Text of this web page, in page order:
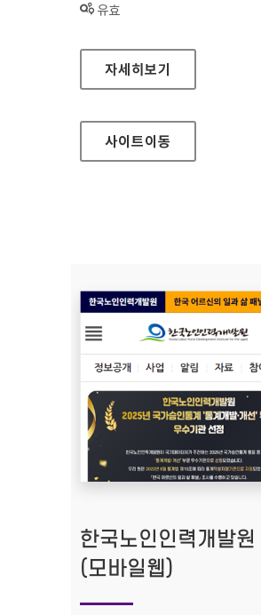
상태 :
유효
대구공공시설관리공단 대표
자세히보기
사이트이동
한국노인인력개발원
(모바일웹)